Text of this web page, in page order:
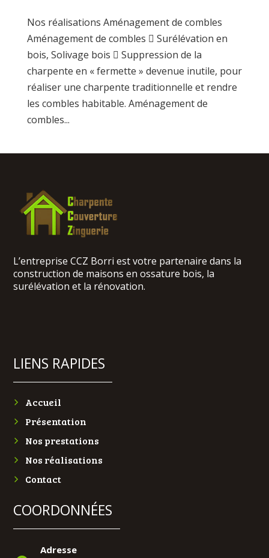
Nos réalisations Aménagement de combles
Aménagement de combles  Surélévation en
bois, Solivage bois  Suppression de la
charpente en « fermette » devenue inutile, pour
réaliser une charpente traditionnelle et rendre
les combles habitable. Aménagement de
combles...
L’entreprise CCZ Borri est votre partenaire dans la
construction de maisons en ossature bois, la
surélévation et la rénovation.
LIENS RAPIDES
Accueil
Présentation
Nos prestations
Nos réalisations
Contact
COORDONNÉES
Adresse